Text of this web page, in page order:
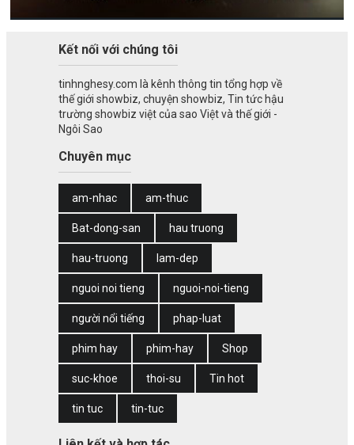
Kết nối với chúng tôi
tinhnghesy.com là kênh thông tin tổng hợp về
thế giới showbiz, chuyện showbiz, Tin tức hậu
trường showbiz việt của sao Việt và thế giới -
Ngôi Sao
Chuyên mục
am-nhac am-thuc
Bat-dong-san hau truong
hau-truong lam-dep
nguoi noi tieng nguoi-noi-tieng
người nổi tiếng phap-luat
phim hay phim-hay Shop
suc-khoe thoi-su Tin hot
tin tuc tin-tuc